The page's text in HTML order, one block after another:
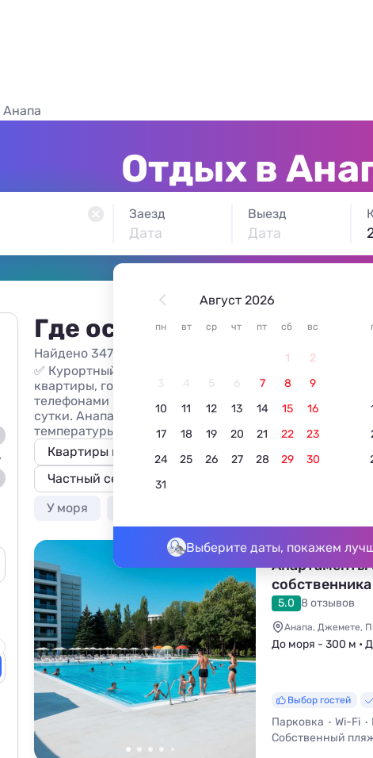
Анапа
Отдых в
Заезд
Дата
Выезд
Дата
Август 2026
пн вт ср чт пт сб вс
1
2
3
4 5 6 7 8
9
10
11 12 13 14 15
16
17
18 19 20 21 22
23
24
25 26 27 28 29
30
31
Выберите даты, покажем
Где остановиться в Анапе
Найдено 347 вариантов жилья из 347
✅ Курортный отдых в Анапе в 2026 без
квартиры, гостиницы/отели: знакомьтесь с ценами,
телефонами владельцев для бронирования жилья.
сутки. Анапа — курорт на побережье Чёрного моря в
температуры воды и воздуха в Анапе по месяцам на
Квартиры посуточно
Гостевые дома
Частный сектор
У моря
Апартаменты
«Россиянка»
5.0 8 отзывов
Анапа, Джемете,
До моря - 300 м •
Выбор гостей
Парковка Wi-Fi
Собственный